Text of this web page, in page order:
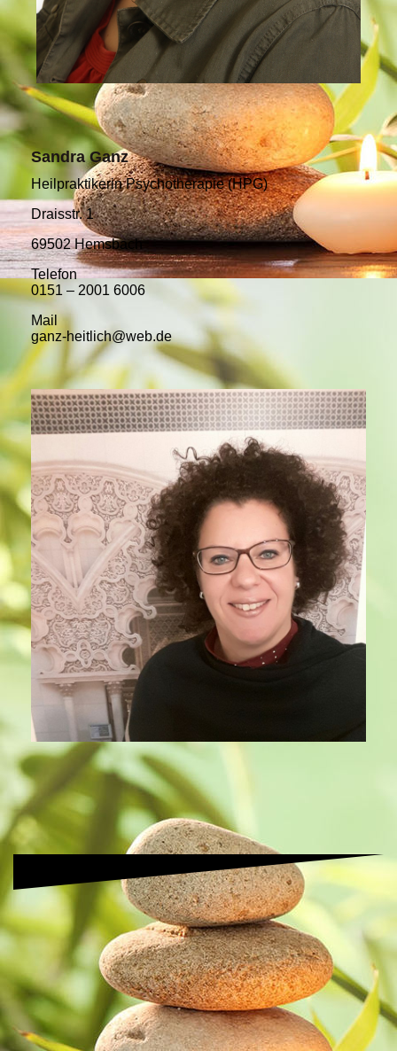
Sandra Ganz
Heilpraktikerin Psychotherapie (HPG)
Draisstr. 1
69502 Hemsbach
Telefon
0151 – 2001 6006
Mail
ganz-heitlich@web.de